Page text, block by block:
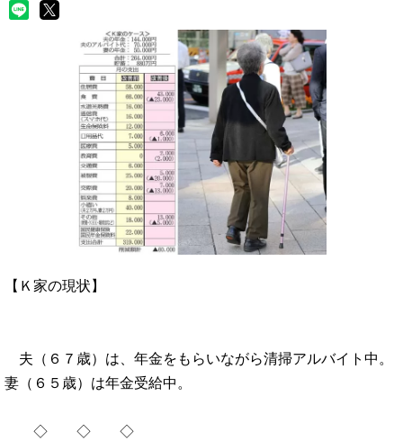
【Ｋ家の現状】
夫（６７歳）は、年金をもらいながら清掃アルバイト中。
妻（６５歳）は年金受給中。
◇ ◇ ◇